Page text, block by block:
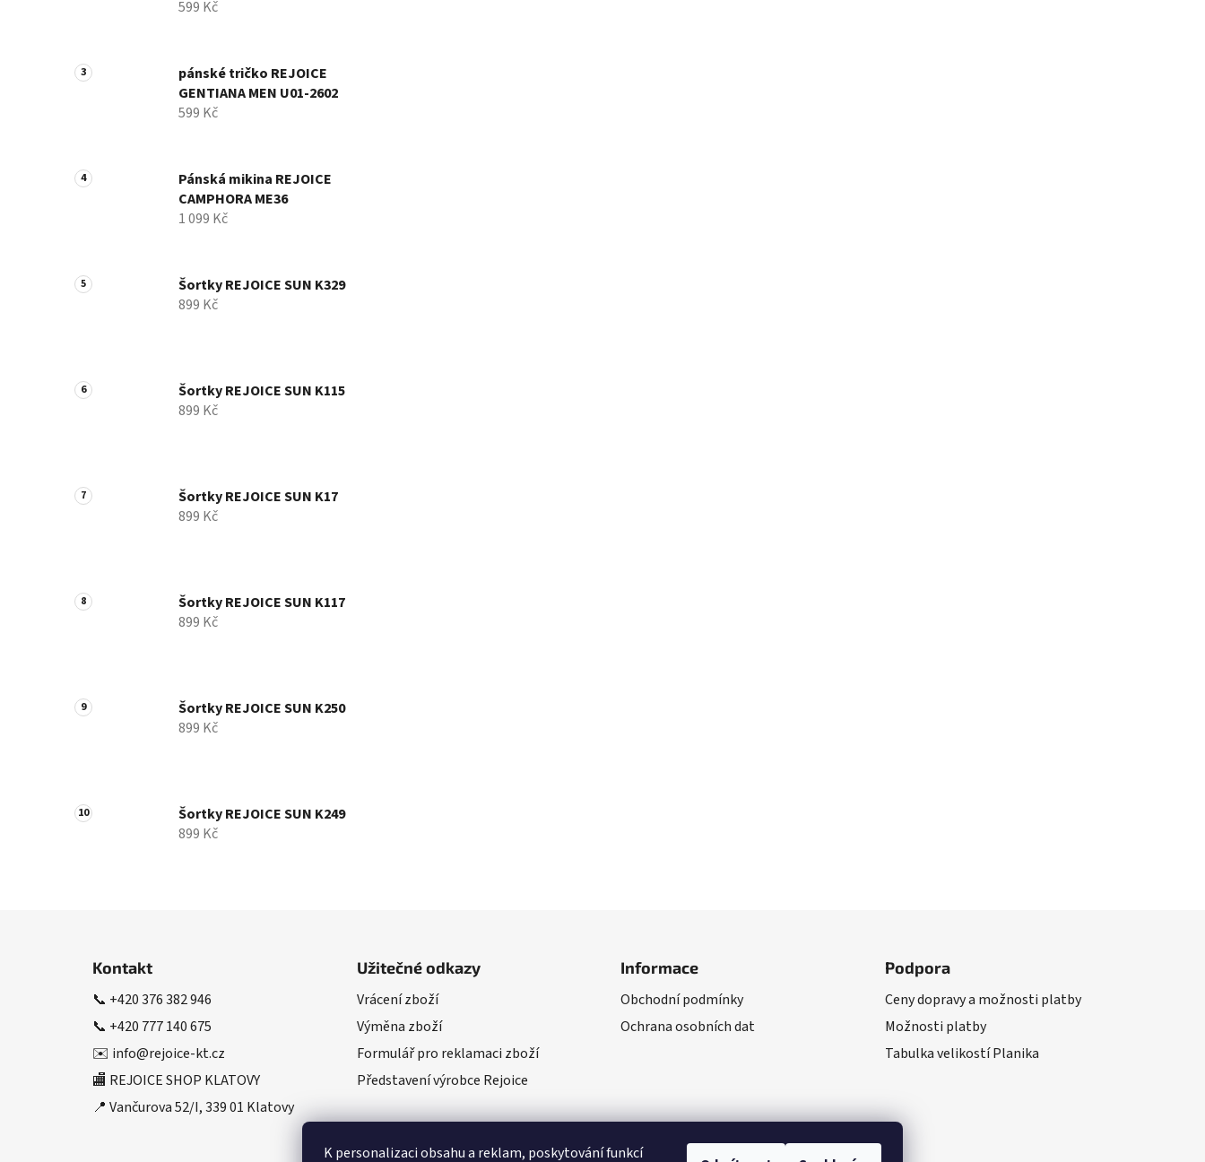
K personalizaci obsahu a reklam, poskytování funkcí
599 Kč
pánské tričko REJOICE
GENTIANA MEN U01-2602
599 Kč
Pánská mikina REJOICE
CAMPHORA ME36
1 099 Kč
Šortky REJOICE SUN K329
899 Kč
Šortky REJOICE SUN K115
899 Kč
Šortky REJOICE SUN K17
899 Kč
Šortky REJOICE SUN K117
899 Kč
Šortky REJOICE SUN K250
899 Kč
Šortky REJOICE SUN K249
899 Kč
Kontakt
📞 +420 376 382 946
📞 +420 777 140 675
✉️ info@rejoice-kt.cz
🏬 REJOICE SHOP KLATOVY
📍 Vančurova 52/I, 339 01 Klatovy
Užitečné odkazy
Vrácení zboží
Výměna zboží
Formulář pro reklamaci zboží
Představení výrobce Rejoice
Informace
Obchodní podmínky
Ochrana osobních dat
Podpora
Ceny dopravy a možnosti platby
Možnosti platby
Tabulka velikostí Planika